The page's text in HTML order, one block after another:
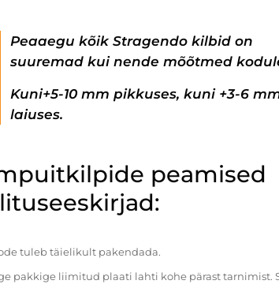
Peaaegu kõik Stragendo kilbid on
suuremad kui nende mõõtmed
Kuni+5-10 mm pikkuses, kuni +3-6
laiuses.
peamised
tuleb täielikult pakendada.
pakkige liimitud plaati lahti kohe pärast tarnimist.